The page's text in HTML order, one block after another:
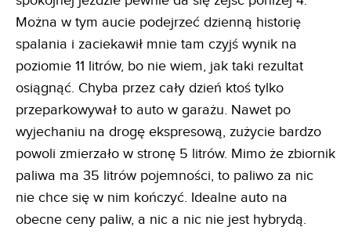
Można w tym aucie podejrzeć dzienną historię
spalania i zaciekawił mnie tam czyjś wynik na
poziomie 11 litrów, bo nie wiem, jak taki rezultat
osiągnąć. Chyba przez cały dzień ktoś tylko
przeparkowywał to auto w garażu. Nawet po
wyjechaniu na drogę ekspresową, zużycie bardzo
powoli zmierzało w stronę 5 litrów. Mimo że zbiornik
paliwa ma 35 litrów pojemności, to paliwo za nic
nie chce się w nim kończyć. Idealne auto na
obecne ceny paliw, a nic a nic nie jest hybrydą.